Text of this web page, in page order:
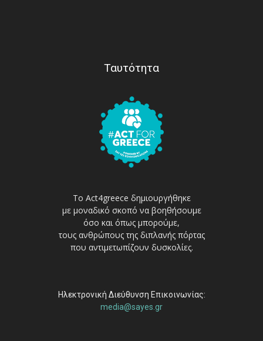
Ταυτότητα
Το Act4greece δημιουργήθηκε
με μοναδικό σκοπό να βοηθήσουμε
όσο και όπως μπορούμε,
τους ανθρώπους της διπλανής πόρτας
που αντιμετωπίζουν δυσκολίες.
Ηλεκτρονική Διεύθυνση Επικοινωνίας:
media@sayes.gr